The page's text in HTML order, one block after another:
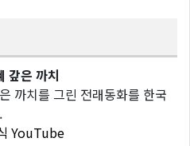
갚은 까치
까치를 그린 전래동화를 한국
YouTube